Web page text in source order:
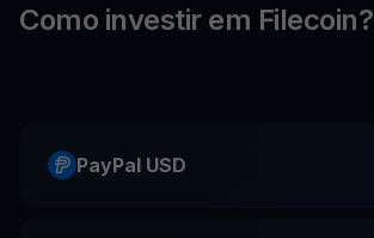
Como investir em Filecoin?
PayPal USD